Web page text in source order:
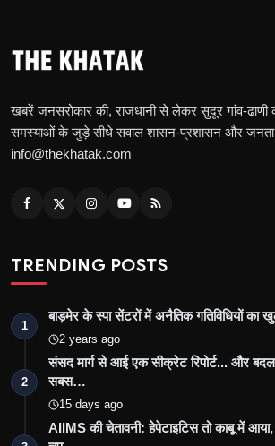
खबरें जनसरोकार की, राजधानी से लेकर सुदूर गांव-
समस्याओं के जुड़े सीधे सवाल शासन-प्रशासन और जनता
info@thekhatak.com
TRENDING POSTS
1
बाड़मेर के स्पा सेंटरों में अनैतिक गतिविधियों
2 years ago
2
संसद मार्ग से आई एक सीक्रेट रिपोर्ट... और बदल
सबस…
15 days ago
AIIMS की चेतावनी: हेपेटाइटिस तो काबू में